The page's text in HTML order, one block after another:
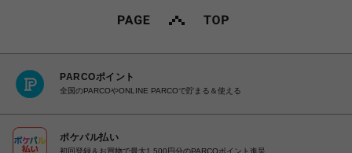
PARCOポイント
全国のPARCOやONLINE PARCOで貯まる＆使える
ポケパル払い